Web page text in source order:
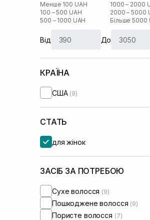
Менше 100 UAH
100 – 500 UAH
500 – 1000 UAH
1000 – 2000
2000 – 5000
Більше 5000
Від До
КРАЇНА
США (9)
СТАТЬ
для жінок
ЗАСІБ ЗА ПОТРЕБОЮ
Сухе волосся (9)
Пошкоджене волосся (9)
Пористе волосся (7)